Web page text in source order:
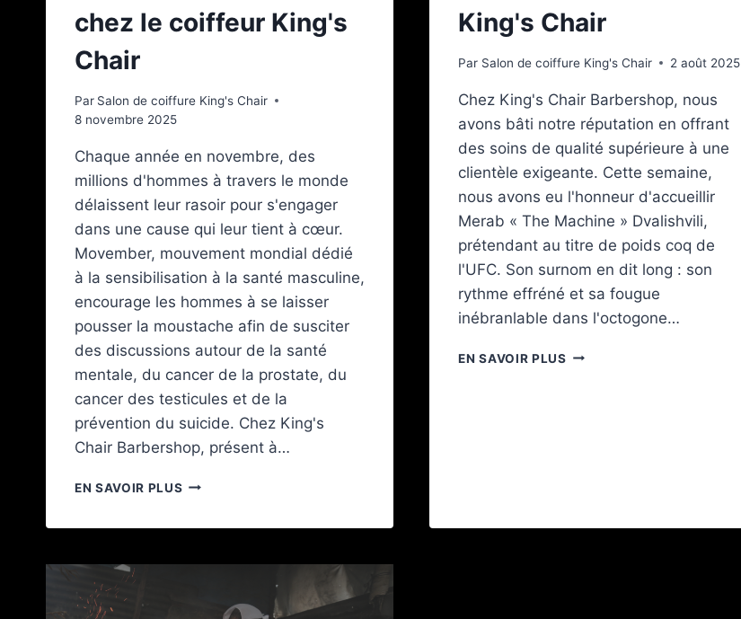
chez le coiffeur King's
Chair
Par Salon de coiffure King's Chair
8 novembre 2025
Chaque année en novembre, des
millions d'hommes à travers le monde
délaissent leur rasoir pour s'engager
dans une cause qui leur tient à cœur.
Movember, mouvement mondial dédié
à la sensibilisation à la santé masculine,
encourage les hommes à se laisser
pousser la moustache afin de susciter
des discussions autour de la santé
mentale, du cancer de la prostate, du
cancer des testicules et de la
prévention du suicide. Chez King's
Chair Barbershop, présent à…
EN SAVOIR PLUS
King's Chair
Par Salon de coiffure King's Chair 2 août 2025
Chez King's Chair Barbershop, nous
avons bâti notre réputation en offrant
des soins de qualité supérieure à une
clientèle exigeante. Cette semaine,
nous avons eu l'honneur d'accueillir
Merab « The Machine » Dvalishvili,
prétendant au titre de poids coq de
l'UFC. Son surnom en dit long : son
rythme effréné et sa fougue
inébranlable dans l'octogone…
EN SAVOIR PLUS